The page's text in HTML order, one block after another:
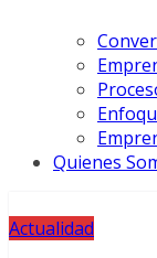
Quienes
Actualidad